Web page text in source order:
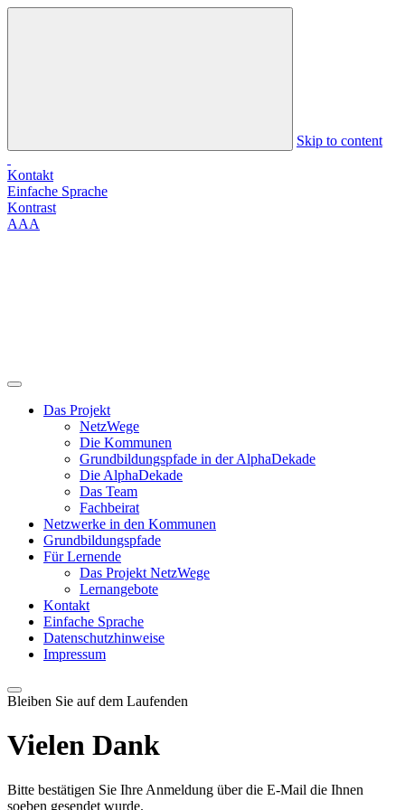
Skip to content
Kontakt
Einfache Sprache
Kontrast
AAA
Das Projekt
NetzWege
Die Kommunen
Grundbildungspfade in der AlphaDekade
Die AlphaDekade
Das Team
Fachbeirat
Netzwerke in den Kommunen
Grundbildungspfade
Für Lernende
Das Projekt NetzWege
Lernangebote
Kontakt
Einfache Sprache
Datenschutzhinweise
Impressum
Bleiben Sie auf dem Laufenden
Vielen Dank
Bitte bestätigen Sie Ihre Anmeldung über die E-Mail die Ihnen
soeben gesendet wurde.